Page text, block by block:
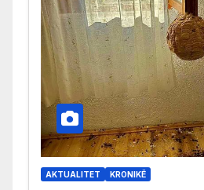
AKTUALITET KRONIKË